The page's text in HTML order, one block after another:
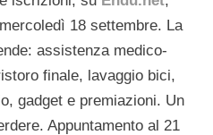
18 settembre. La
assistenza medico-
finale, lavaggio bici,
gadget e premiazioni. Un
Appuntamento al 21